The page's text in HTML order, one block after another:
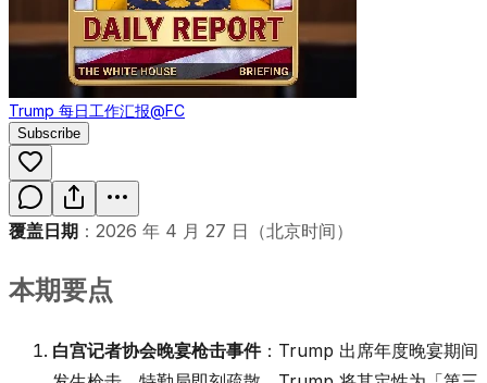
Trump 每日工作汇报@FC
Subscribe
覆盖日期 ：2026 年 4 月 27 日（北京时间）
本期要点
白宫记者协会晚宴枪击事件：Trump 出席年度晚宴期间